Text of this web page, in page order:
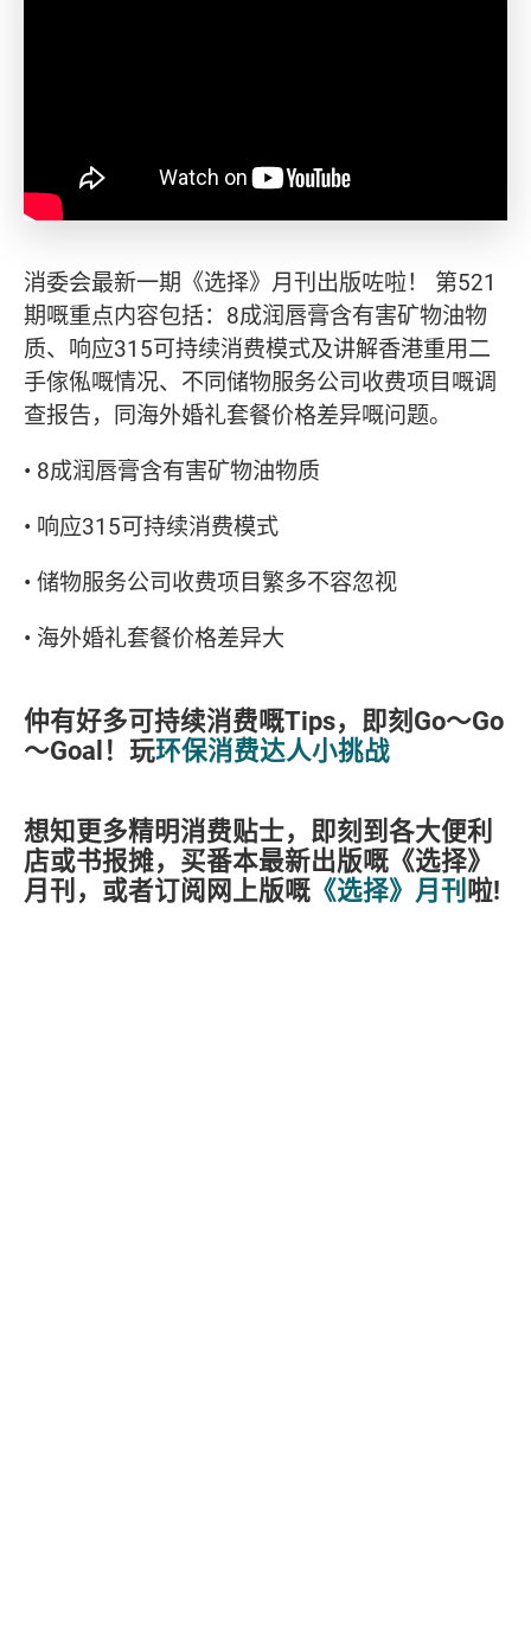
消委会最新一期《选择》月刊出版咗啦！ 第521
期嘅重点内容包括：8成润唇膏含有害矿物油物
质、响应315可持续消费模式及讲解香港重用二
手傢俬嘅情况、不同储物服务公司收费项目嘅调
查报告，同海外婚礼套餐价格差异嘅问题。
• 8成润唇膏含有害矿物油物质
• 响应315可持续消费模式
• 储物服务公司收费项目繁多不容忽视
• 海外婚礼套餐价格差异大
仲有好多可持续消费嘅Tips，即刻Go～Go
～Goal！玩环保消费达人小挑战
想知更多精明消费贴士，即刻到各大便利
店或书报摊，买番本最新出版嘅《选择》
月刊，或者订阅网上版嘅 《选择》月刊 啦!